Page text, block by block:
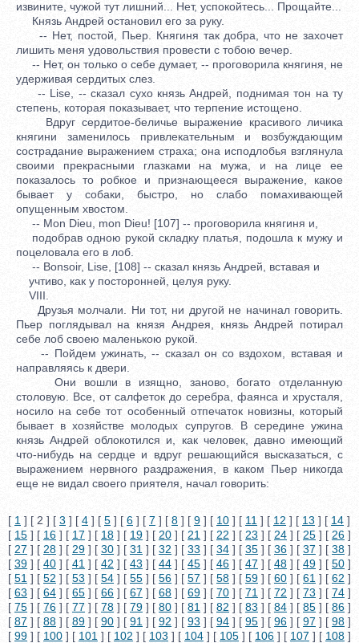
извините, чужой тут лишний... Нет, успокойтесь... Прощайте...
Князь Андрей остановил его за руку.
-- Нет, постой, Пьер. Княгиня так добра, что не захочет
лишить меня удовольствия провести с тобою вечер.
-- Нет, он только о себе думает, -- проговорила княгиня, не
удерживая сердитых слез.
-- Lise, -- сказал сухо князь Андрей, поднимая тон на ту
степень, которая показывает, что терпение истощено.
Вдруг сердитое-беличье выражение красивого личика
княгини заменилось привлекательным и возбуждающим
сострадание выражением страха; она исподлобья взглянула
своими прекрасными глазками на мужа, и на лице ее
показалось то робкое и признающееся выражение, какое
бывает у собаки, быстро, но слабо помахивающей
опущенным хвостом.
-- Mon Dieu, mon Dieu! [107] -- проговорила княгиня и,
подобрав одною рукой складку платья, подошла к мужу и
поцеловала его в лоб.
-- Bonsoir, Lise, [108] -- сказал князь Андрей, вставая и
учтиво, как у посторонней, целуя руку.
VIII.
Друзья молчали. Ни тот, ни другой не начинал говорить.
Пьер поглядывал на князя Андрея, князь Андрей потирал
себе лоб своею маленькою рукой.
-- Пойдем ужинать, -- сказал он со вздохом, вставая и
направляясь к двери.
Они вошли в изящно, заново, богато отделанную
столовую. Все, от салфеток до серебра, фаянса и хрусталя,
носило на себе тот особенный отпечаток новизны, который
бывает в хозяйстве молодых супругов. В середине ужина
князь Андрей облокотился и, как человек, давно имеющий
что-нибудь на сердце и вдруг решающийся высказаться, с
выражением нервного раздражения, в каком Пьер никогда
еще не видал своего приятеля, начал говорить:
[ 1 ] [ 2 ] [ 3 ] [ 4 ] [ 5 ] [ 6 ] [ 7 ] [ 8 ] [ 9 ] [ 10 ] [ 11 ] [ 12 ] [ 13 ] [ 14 ]
[ 15 ] [ 16 ] [ 17 ] [ 18 ] [ 19 ] [ 20 ] [ 21 ] [ 22 ] [ 23 ] [ 24 ] [ 25 ] [ 26 ]
[ 27 ] [ 28 ] [ 29 ] [ 30 ] [ 31 ] [ 32 ] [ 33 ] [ 34 ] [ 35 ] [ 36 ] [ 37 ] [ 38 ]
[ 39 ] [ 40 ] [ 41 ] [ 42 ] [ 43 ] [ 44 ] [ 45 ] [ 46 ] [ 47 ] [ 48 ] [ 49 ] [ 50 ]
[ 51 ] [ 52 ] [ 53 ] [ 54 ] [ 55 ] [ 56 ] [ 57 ] [ 58 ] [ 59 ] [ 60 ] [ 61 ] [ 62 ]
[ 63 ] [ 64 ] [ 65 ] [ 66 ] [ 67 ] [ 68 ] [ 69 ] [ 70 ] [ 71 ] [ 72 ] [ 73 ] [ 74 ]
[ 75 ] [ 76 ] [ 77 ] [ 78 ] [ 79 ] [ 80 ] [ 81 ] [ 82 ] [ 83 ] [ 84 ] [ 85 ] [ 86 ]
[ 87 ] [ 88 ] [ 89 ] [ 90 ] [ 91 ] [ 92 ] [ 93 ] [ 94 ] [ 95 ] [ 96 ] [ 97 ] [ 98 ]
[ 99 ] [ 100 ] [ 101 ] [ 102 ] [ 103 ] [ 104 ] [ 105 ] [ 106 ] [ 107 ] [ 108 ]